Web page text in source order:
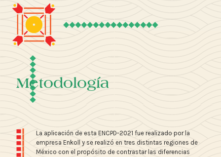
Metodología
La aplicación de esta ENCPD-2021 fue realizado por la
empresa Enkoll y se realizó en tres distintas regiones de
México con el propósito de contrastar las diferencias